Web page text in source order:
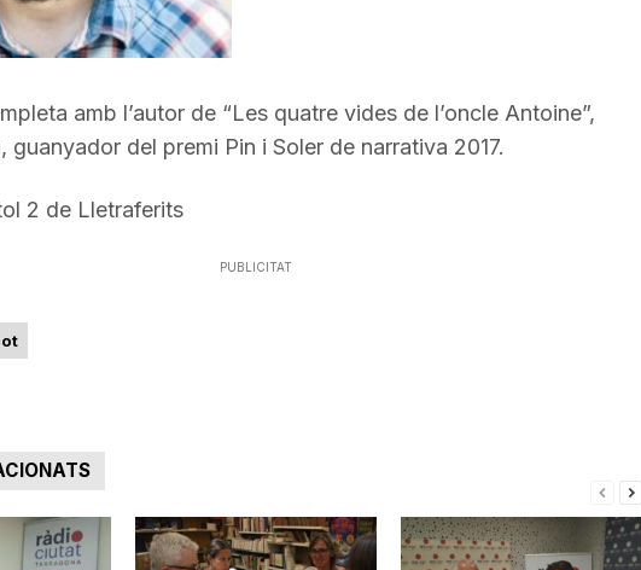
a
r
g
el
amb l’autor de “Les quatre vides de l’oncle Antoine”,
guanyador del premi Pin i Soler de narrativa 2017.
2 de Lletraferits
PUBLICITAT